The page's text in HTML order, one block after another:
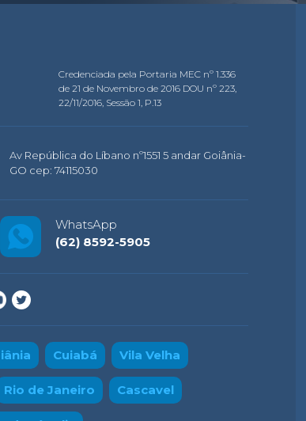
Credenciada pela Portaria MEC nº 1.336
de 21 de Novembro de 2016 DOU nº 223,
22/11/2016, Sessão 1, P.13
Av República do Líbano nº1551 5 andar Goiânia-
GO cep: 74115030
WhatsApp
(62) 8592-5905
Cuiabá Vila Velha
Rio de Janeiro Cascavel